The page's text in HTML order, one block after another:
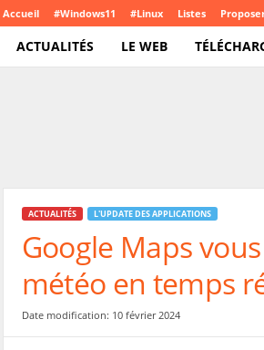
Accueil #Windows11 #Linux Listes
ACTUALITÉS LE WEB
ACTUALITÉS L'UPDATE DES APPLICATIONS
Google Maps
météo en temps
Date modification: 10 février 2024